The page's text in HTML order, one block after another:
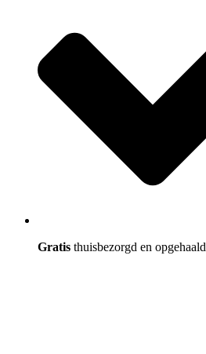
Gratis thuisbezorgd en opgehaald